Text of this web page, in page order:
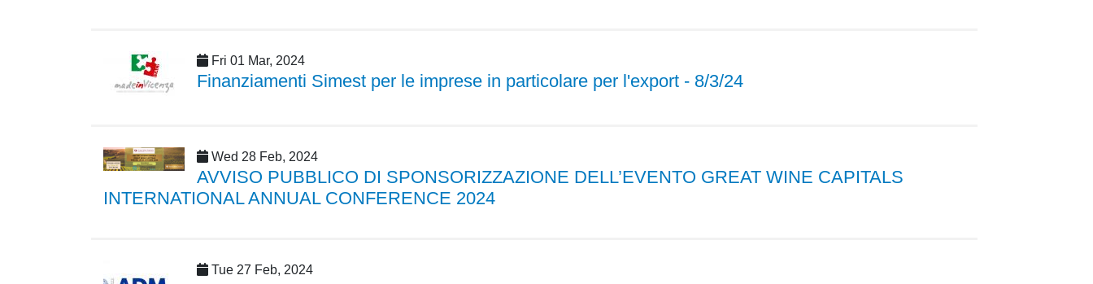
Fri 01 Mar, 2024
Finanziamenti Simest per le imprese in particolare per l'export - 8/3/24
Wed 28 Feb, 2024
AVVISO PUBBLICO DI SPONSORIZZAZIONE DELL’EVENTO GREAT WINE CAPITALS
INTERNATIONAL ANNUAL CONFERENCE 2024
Tue 27 Feb, 2024